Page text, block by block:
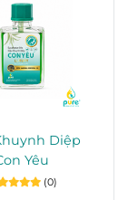
Diệp
Yêu
(0)